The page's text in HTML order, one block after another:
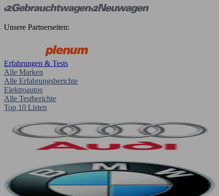
Unsere Partnerseiten:
Erfahrungen & Tests
Alle Marken
Alle Erfahrungsberichte
Elektroautos
Alle Testberichte
Top 10 Listen